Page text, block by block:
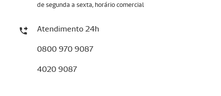
de segunda a sexta, horário comercial
Atendimento 24h
0800 970 9087
4020 9087